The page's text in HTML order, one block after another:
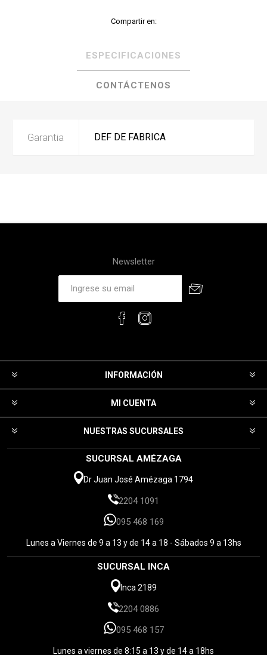
Compartir en:
ESPECIFICACIONES
CONTÁCTENOS
Garantia DEF DE FABRICA
Newsletter
INFORMACIÓN
MI CUENTA
NUESTRAS SUCURSALES
SUCURSAL AMÉZAGA
Dr Juan José Amézaga 1794
2204 1091
095 468 169
Lunes a Viernes de 9 a 13 y de 14 a 18 - Sábados 9 a 13hs
SUCURSAL INCA
Inca 2189
2204 0886
095 468 157
Lunes a viernes de 8:15 a 13 y de 14 a 18hs